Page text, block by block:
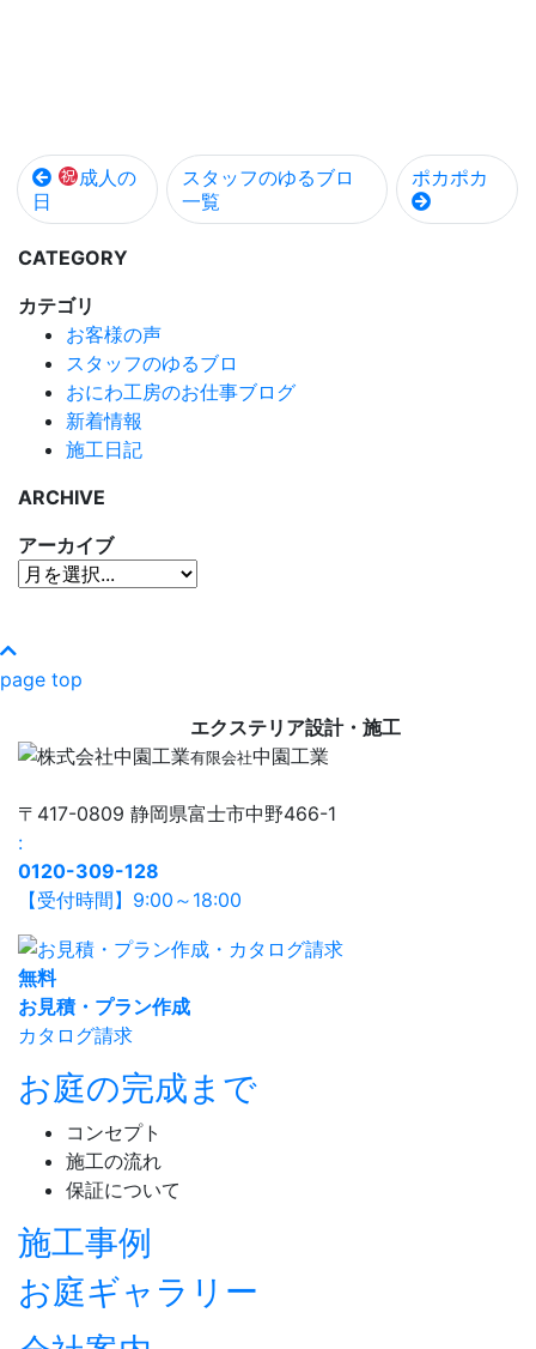
成人の
日
スタッフのゆるブロ
一覧
ポカポカ
CATEGORY
カテゴリ
お客様の声
スタッフのゆるブロ
おにわ工房のお仕事ブログ
新着情報
施工日記
ARCHIVE
アーカイブ
page top
エクステリア設計・施工
有限会社中園工業
〒417-0809 静岡県富士市中野466-1
:
0120-309-128
【受付時間】9:00～18:00
無料
お見積・プラン作成
カタログ請求
お庭の完成まで
コンセプト
施工の流れ
保証について
施工事例
お庭ギャラリー